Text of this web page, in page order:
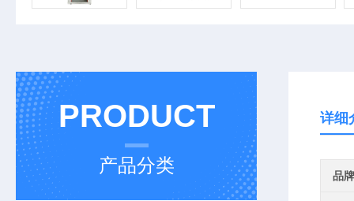
PRODUCT
产品分类
详细
品牌